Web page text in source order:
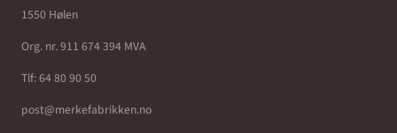
1550 Hølen
Org. nr. 911 674 394 MVA
Tlf:64 80 90 50
post@merkefabrikken.no